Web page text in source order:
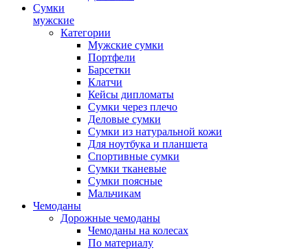
Сумки
мужские
Категории
Мужские сумки
Портфели
Барсетки
Клатчи
Кейсы дипломаты
Сумки через плечо
Деловые сумки
Сумки из натуральной кожи
Для ноутбука и планшета
Спортивные сумки
Сумки тканевые
Сумки поясные
Мальчикам
Чемоданы
Дорожные чемоданы
Чемоданы на колесах
По материалу